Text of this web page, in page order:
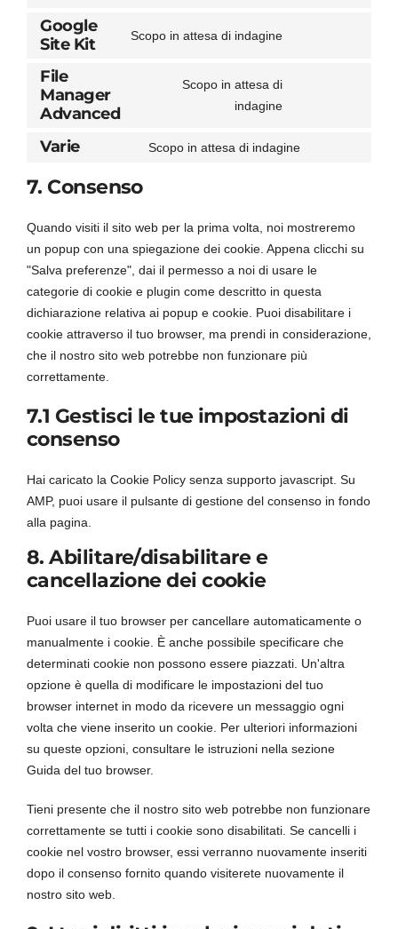
Google
Site Kit
Scopo in attesa di indagine
kit
File
Manager
Advanced
Scopo in attesa di
indagine
service
Varie Scopo in attesa di indagine
varie
7. Consenso
Quando visiti il sito web per la prima volta, noi mostreremo
un popup con una spiegazione dei cookie. Appena clicchi su
"Salva preferenze", dai il permesso a noi di usare le
categorie di cookie e plugin come descritto in questa
dichiarazione relativa ai popup e cookie. Puoi disabilitare i
cookie attraverso il tuo browser, ma prendi in considerazione,
che il nostro sito web potrebbe non funzionare più
correttamente.
7.1 Gestisci le tue impostazioni di
consenso
Hai caricato la Cookie Policy senza supporto javascript. Su
AMP, puoi usare il pulsante di gestione del consenso in fondo
alla pagina.
8. Abilitare/disabilitare e
cancellazione dei cookie
Puoi usare il tuo browser per cancellare automaticamente o
manualmente i cookie. È anche possibile specificare che
determinati cookie non possono essere piazzati. Un'altra
opzione è quella di modificare le impostazioni del tuo
browser internet in modo da ricevere un messaggio ogni
volta che viene inserito un cookie. Per ulteriori informazioni
su queste opzioni, consultare le istruzioni nella sezione
Guida del tuo browser.
Tieni presente che il nostro sito web potrebbe non funzionare
correttamente se tutti i cookie sono disabilitati. Se cancelli i
cookie nel vostro browser, essi verranno nuovamente inseriti
dopo il consenso fornito quando visiterete nuovamente il
nostro sito web.